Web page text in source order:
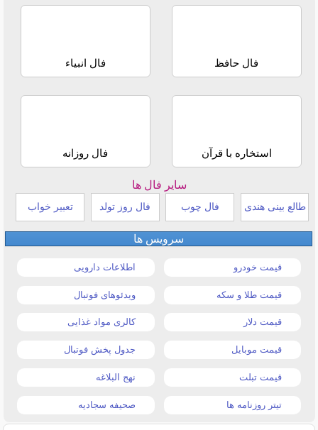
فال حافظ فال انبیاء
استخاره با قرآن فال روزانه
سایر فال ها
طالع بینی هندی فال چوب فال روز تولد تعبیر خواب
سرویس ها
قیمت خودرو اطلاعات دارویی
قیمت طلا و سکه ویدئوهای فوتبال
قیمت دلار کالری مواد غذایی
قیمت موبایل جدول پخش فوتبال
قیمت تبلت نهج البلاغه
تیتر روزنامه ها صحیفه سجادیه